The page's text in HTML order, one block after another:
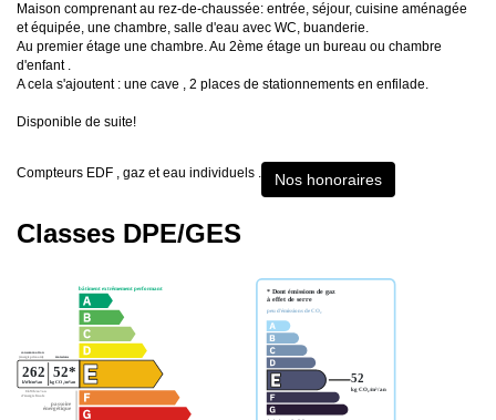
Maison comprenant au rez-de-chaussée: entrée, séjour, cuisine aménagée
et équipée, une chambre, salle d'eau avec WC, buanderie.
Au premier étage une chambre. Au 2ème étage un bureau ou chambre
d'enfant .
A cela s'ajoutent : une cave , 2 places de stationnements en enfilade.
Disponible de suite!
Compteurs EDF , gaz et eau individuels . Nos honoraires
Classes DPE/GES